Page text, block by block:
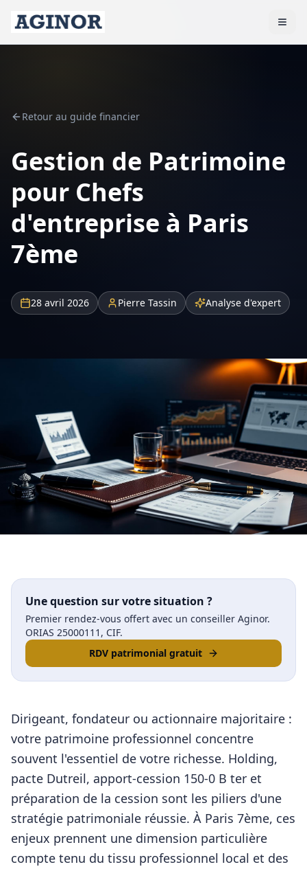
Retour au guide financier
Gestion de Patrimoine
pour Chefs
d'entreprise à Paris
7ème
28 avril 2026 Pierre Tassin Analyse d'expert
Une question sur votre situation ?
Premier rendez-vous offert avec un conseiller Aginor.
ORIAS 25000111, CIF.
RDV patrimonial gratuit
Dirigeant, fondateur ou actionnaire majoritaire :
votre patrimoine professionnel concentre
souvent l'essentiel de votre richesse. Holding,
pacte Dutreil, apport-cession 150-0 B ter et
préparation de la cession sont les piliers d'une
stratégie patrimoniale réussie. À Paris 7ème, ces
enjeux prennent une dimension particulière
compte tenu du tissu professionnel local et des